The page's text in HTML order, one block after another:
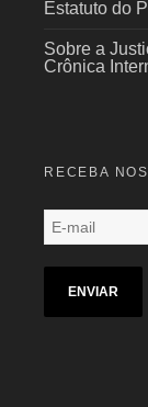
Estatuto do
Sobre a
Crônica
RECEBA